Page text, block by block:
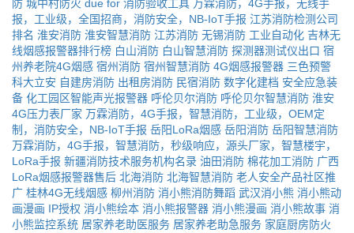
防 城中村防火 due for 消防验收工具 万霖消防，4G手报，无线手
报，工业级，全国招商，消防安全，NB-IoT手报 江苏消防检测公司
排名 淮安消防 淮安智慧消防 江苏消防 无锡消防 工业自动化 吉林无
线烟感报警器排行榜 白山消防 白山智慧消防 探测器测试仪出口 宿
州养老院4G烟感 宿州消防 宿州智慧消防 4G烟感报警器 三色预警
科大立安 自建房消防 出租房消防 民宿消防 数字化建档 安全应急装
备 化工园区智能声光报警器 呼伦贝尔消防 呼伦贝尔智慧消防 淮安
4G压力表厂家 万霖消防，4G手报，智慧消防，工业级，OEM定
制，消防安全，NB-IoT手报 岳阳LoRa烟感 岳阳消防 岳阳智慧消防
万霖消防，4G手报，智慧消防，秒级响应，源头厂家，智慧楼宇，
LoRa手报 新疆消防技术服务机构名录 油田消防 棉花加工消防 广西
LoRa烟感报警器售后 北海消防 北海智慧消防 老人安全产品社区推
广 桂林4G无线烟感 柳州消防 消小熊消防舞蹈 武汉消小熊 消小熊动
画漫画 IP授权 消小熊绘本 消小熊报警器 消小熊漫画 消小熊故事 消
小熊监控系统 居家养老助医服务 居家养老助急服务 家庭厨房防火